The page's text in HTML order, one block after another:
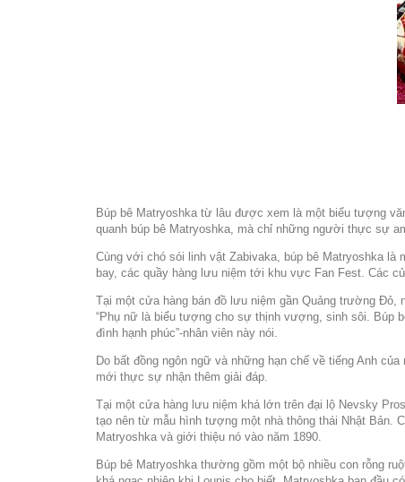
Búp bê Matryoshka từ lâu được xem là một biểu tượng
quanh búp bê Matryoshka, mà chỉ những người thực sự
Cùng với chó sói linh vật Zabivaka, búp bê Matryoshka
bay, các quầy hàng lưu niệm tới khu vực Fan Fest. Các
Tại một cửa hàng bán đồ lưu niệm gần Quảng trường Đỏ,
“Phụ nữ là biểu tượng cho sự thịnh vượng, sinh sôi. Búp
đình hạnh phúc”-nhân viên này nói.
Do bất đồng ngôn ngữ và những hạn chế về tiếng Anh
mới thực sự nhận thêm giải đáp.
Tại một cửa hàng lưu niệm khá lớn trên đại lộ Nevsky
tạo nên từ mẫu hình tượng một nhà thông thái Nhật Bản.
Matryoshka và giới thiệu nó vào năm 1890.
Búp bê Matryoshka thường gồm một bộ nhiều con rỗng